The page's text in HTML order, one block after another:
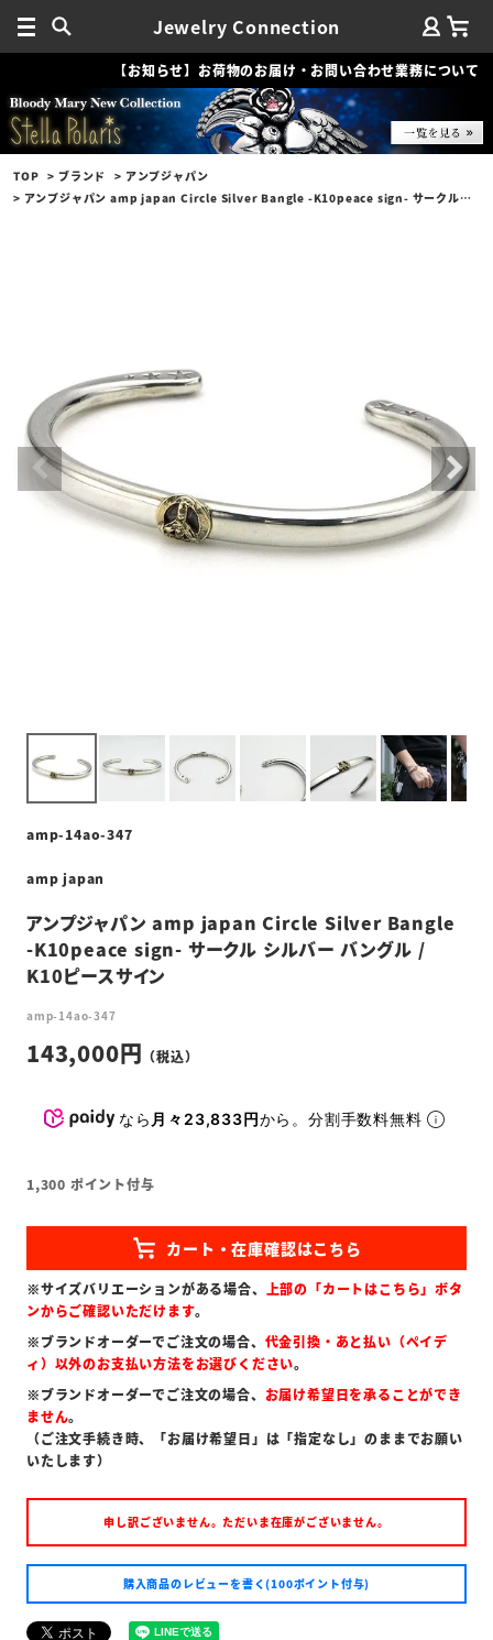
Jewelry Connection
【お知らせ】お荷物のお届け・お問い合わせ業務について
TOP ブランド
アンプジャパン
アンプジャパン amp japan Circle Silver Bangle -K10peace sign- サークル シルバー バングル / K10ピースサイン
amp-14ao-347
amp japan
アンプジャパン amp japan Circle Silver Bangle
-K10peace sign- サークル シルバー バングル /
K10ピースサイン
amp-14ao-347
143,000
なら 月々23,833円から。分割手数料無料
1,300 ポイント付与
※サイズバリエーションがある場合、 上部の「カートはこちら」ボタ
ンからご確認いただけます。
※ブランドオーダーでご注文の場合、 代金引換・あと払い（ペイデ
ィ）以外のお支払い方法をお選びください。
※ブランドオーダーでご注文の場合、 お届け希望日を承ることができ
ません。
（ご注文手続き時、「お届け希望日」は「指定なし」のままでお願い
いたします）
申し訳ございません。ただいま在庫がございません。
購入商品のレビューを書く(100ポイント付与)